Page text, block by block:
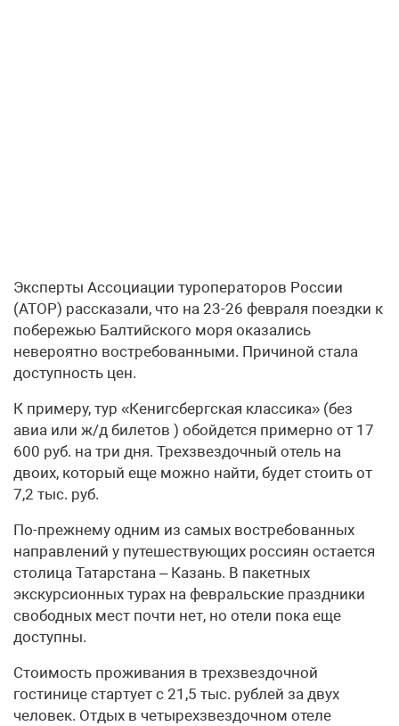
Эксперты Ассоциации туроператоров России
(АТОР) рассказали, что на 23-26 февраля поездки к
побережью Балтийского моря оказались
невероятно востребованными. Причиной стала
доступность цен.
К примеру, тур «Кенигсбергская классика» (без
авиа или ж/д билетов ) обойдется примерно от 17
600 руб. на три дня. Трехзвездочный отель на
двоих, который еще можно найти, будет стоить от
7,2 тыс. руб.
По-прежнему одним из самых востребованных
направлений у путешествующих россиян остается
столица Татарстана – Казань. В пакетных
экскурсионных турах на февральские праздники
свободных мест почти нет, но отели пока еще
доступны.
Стоимость проживания в трехзвездочной
гостинице стартует с 21,5 тыс. рублей за двух
человек. Отдых в четырехзвездочном отеле